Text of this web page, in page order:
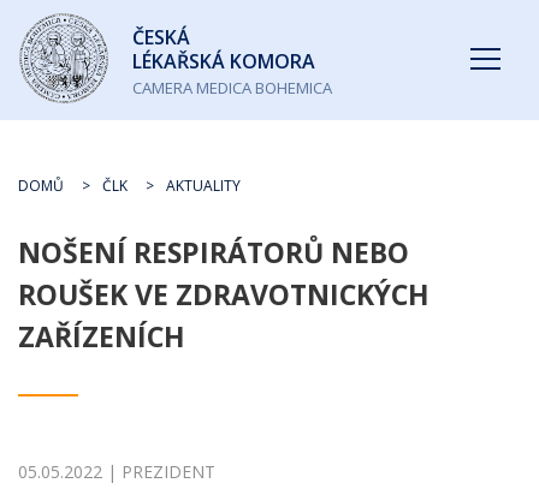
Česká
lékařská
komora
ČESKÁ
LÉKAŘSKÁ KOMORA
CAMERA MEDICA BOHEMICA
DOMŮ ČLK AKTUALITY
NOŠENÍ RESPIRÁTORŮ NEBO
ROUŠEK VE ZDRAVOTNICKÝCH
ZAŘÍZENÍCH
05.05.2022 | PREZIDENT